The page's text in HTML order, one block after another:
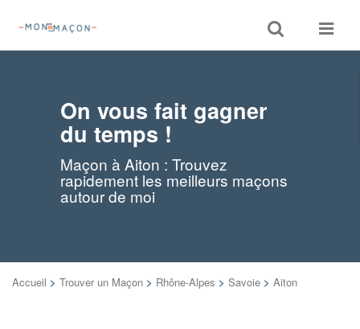
Toggle
search
Toggle
On vous fait gagner
du temps !
Maçon à Aiton : Trouvez
rapidement les meilleurs maçons
autour de moi
Accueil > Trouver un Maçon > Rhône-Alpes > Savoie > Aiton